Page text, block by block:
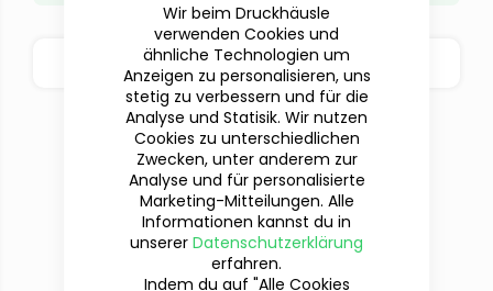
BESTELLOPTIONEN
Wir beim Druckhäusle
verwenden Cookies und
ähnliche Technologien um
Anzeigen zu personalisieren, uns
stetig zu verbessern und für die
Analyse und Statisik. Wir nutzen
Cookies zu unterschiedlichen
Zwecken, unter anderem zur
Analyse und für personalisierte
Marketing-Mitteilungen. Alle
Informationen kannst du in
unserer Datenschutzerklärung
erfahren.
Indem du auf "Alle Cookies